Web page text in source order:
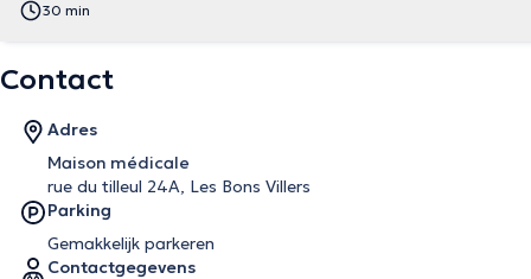
30 min
Contact
Adres
Maison médicale
rue du tilleul 24A, Les Bons Villers
Parking
Gemakkelijk parkeren
Contactgegevens